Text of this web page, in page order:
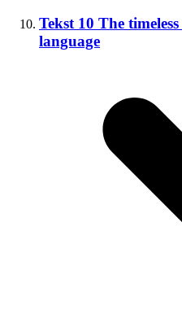
Tekst 10 The
language